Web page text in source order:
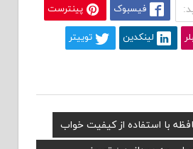
فیسبوک پینترست
لینکدین توییتر
با استفاده از کیفیت خواب